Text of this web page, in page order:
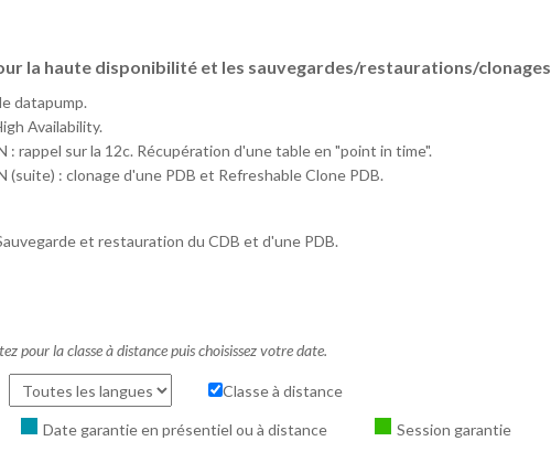
la haute disponibilité et les sauvegardes/restaurations/clonages
datapump.
Availability.
: rappel sur la 12c. Récupération d'une table en "point in time".
(suite) : clonage d'une PDB et Refreshable Clone PDB.
et restauration du CDB et d'une PDB.
pour la classe à distance puis choisissez votre date.
Classe à distance
Date garantie en présentiel ou à distance Session garantie